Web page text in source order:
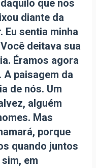
que nos
diante da
Eu sentia minha
deitava sua
Éramos agora
A paisagem da
de nós. Um
alguém
Mas
porque
quando juntos
em